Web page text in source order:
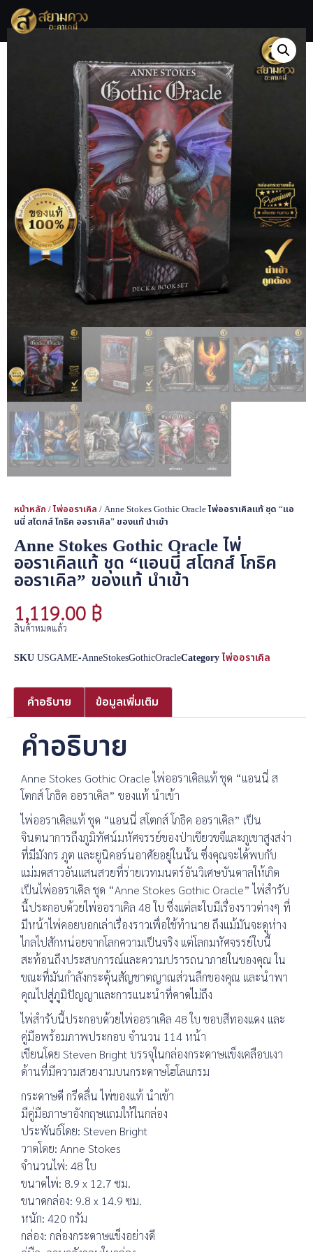
หน้าหลัก /ไพ่ออราเคิล / Anne Stokes Gothic Oracle ไพ่ออราเคิลแท้ ชุด “แอ
นนี่ สโตกส์ โกธิค ออราเคิล” ของแท้ นำเข้า
Anne Stokes Gothic Oracle ไพ่
ออราเคิลแท้ ชุด “แอนนี่ สโตกส์ โกธิค
ออราเคิล” ของแท้ นำเข้า
1,119.00 ฿
สินค้าหมดแล้ว
SKUUSGAME-AnneStokesGothicOracleCategoryไพ่ออราเคิล
คำอธิบาย ข้อมูลเพิ่มเติม
คำอธิบาย
Anne Stokes Gothic Oracle ไพ่ออราเคิลแท้ ชุด “แอนนี่ ส
โตกส์ โกธิค ออราเคิล” ของแท้ นำเข้า
ไพ่ออราเคิลแท้ ชุด “แอนนี่ สโตกส์ โกธิค ออราเคิล” เป็น
จินตนาการถึงภูมิทัศน์มหัศจรรย์ของป่าเขียวขจีและภูเขาสูงสง่า
ที่มีมังกร ภูต และยูนิคอร์นอาศัยอยู่ในนั้น ซึ่งคุณจะได้พบกับ
แม่มดสาวอันแสนสวยที่ร่ายเวทมนตร์อันวิเศษบันดาลให้เกิด
เป็นไพ่ออราเคิล ชุด “Anne Stokes Gothic Oracle” ไพ่สำรับ
นี้ประกอบด้วยไพ่ออราเคิล 48 ใบ ซึ่งแต่ละใบมีเรื่องราวต่างๆ ที่
มีหน้าไพ่คอยบอกเล่าเรื่องราวเพื่อใช้ทำนาย ถึงแม้มันจะดูห่าง
ไกลไปสักหน่อยจากโลกความเป็นจริง แต่โลกมหัศจรรย์ใบนี้
สะท้อนถึงประสบการณ์และความปรารถนาภายในของคุณ ใน
ขณะที่มันกำลังกระตุ้นสัญชาตญาณส่วนลึกของคุณ และนำพา
คุณไปสู่ภูมิปัญญาและการแนะนำที่คาดไม่ถึง
ไพ่สำรับนี้ประกอบด้วยไพ่ออราเคิล 48 ใบ ขอบสีทองแดง และ
คู่มือพร้อมภาพประกอบ จำนวน 114 หน้า
เขียนโดย Steven Bright บรรจุในกล่องกระดาษแข็งเคลือบเงา
ด้านที่มีความสวยงามบนกระดาษโฮโลแกรม
กระดาษดี กรีดลื่น ไพ่ของแท้ นำเข้า
มีคู่มือภาษาอังกฤษแถมให้ในกล่อง
ประพันธ์โดย: Steven Bright
วาดโดย: Anne Stokes
จำนวนไพ่: 48 ใบ
ขนาดไพ่: 8.9 x 12.7 ซม.
ขนาดกล่อง: 9.8 x 14.9 ซม.
หนัก: 420 กรัม
กล่อง: กล่องกระดาษแข็งอย่างดี